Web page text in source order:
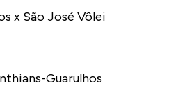
x São José Vôlei
Guarulhos